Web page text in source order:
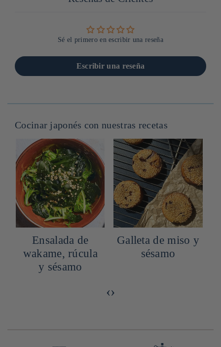
Sé el primero en escribir una reseña
Escribir una reseña
Cocinar japonés con nuestras recetas
Ensalada de
wakame, rúcula
y sésamo
Galleta de miso y
sésamo
‹›